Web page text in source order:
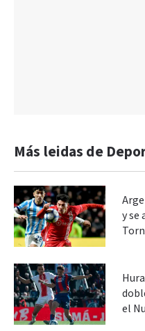
Más leidas de
y se
el